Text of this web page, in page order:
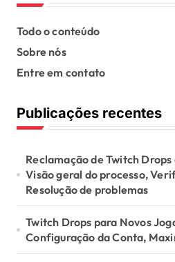
t
s
p
a
i
a
t
i
o
Todo o conteúdo
Sobre nós
Entre em contato
Publicações recentes
Reclamação de Twitch
Visão geral do processo,
Resolução de problemas
Twitch Drops para Novos
Configuração da Conta,